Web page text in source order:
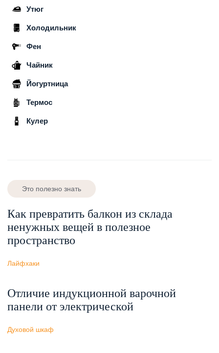
Утюг
Холодильник
Фен
Чайник
Йогуртница
Термос
Кулер
Это полезно знать
Как превратить балкон из склада
ненужных вещей в полезное
пространство
Лайфхаки
Отличие индукционной варочной
панели от электрической
Духовой шкаф